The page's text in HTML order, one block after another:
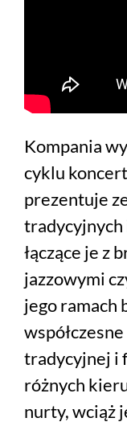
Kompania
cyklu
prezentuje
tradycyjnych
łączące je z
jazzowymi
jego ramach
tradycyjnej i
różnych
nurty, wciąż